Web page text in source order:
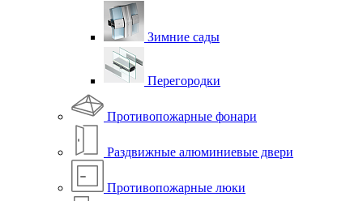
Зимние сады
Перегородки
Противопожарные фонари
Раздвижные алюминиевые двери
Противопожарные люки